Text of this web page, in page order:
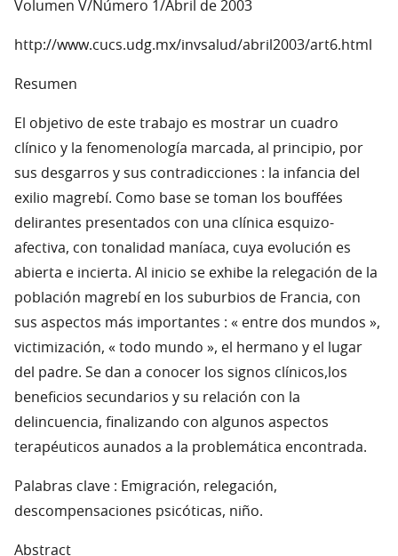
Volumen V/Número 1/Abril de 2003
http://www.cucs.udg.mx/invsalud/abril2003/art6.html
Resumen
El objetivo de este trabajo es mostrar un cuadro
clínico y la fenomenología marcada, al principio, por
sus desgarros y sus contradicciones : la infancia del
exilio magrebí. Como base se toman los bouffées
delirantes presentados con una clínica esquizo-
afectiva, con tonalidad maníaca, cuya evolución es
abierta e incierta. Al inicio se exhibe la relegación de la
población magrebí en los suburbios de Francia, con
sus aspectos más importantes : « entre dos mundos »,
victimización, « todo mundo », el hermano y el lugar
del padre. Se dan a conocer los signos clínicos,los
beneficios secundarios y su relación con la
delincuencia, finalizando con algunos aspectos
terapéuticos aunados a la problemática encontrada.
Palabras clave : Emigración, relegación,
descompensaciones psicóticas, niño.
Abstract